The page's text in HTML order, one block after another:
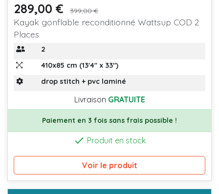
Prix
289,00 € Prix de base
399,00 €
Kayak gonflable reconditionné Wattsup COD 2
Places
2
410x85 cm (13'4" x 33")
drop stitch + pvc laminé
Livraison GRATUITE
Paiement en 3 fois sans frais possible !
 Produit en stock
Voir le produit